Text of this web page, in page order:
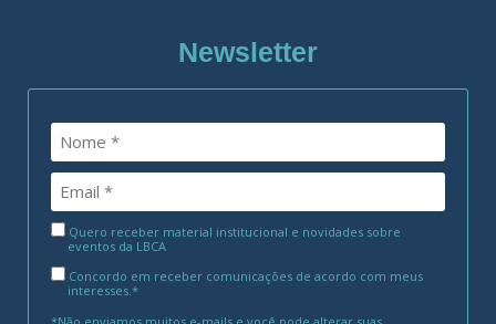
Newsletter
Quero receber material institucional e novidades sobre
eventos da LBCA
Concordo em receber comunicações de acordo com meus
interesses.*